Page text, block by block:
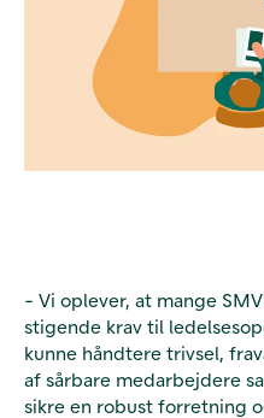
- Vi oplever, at mange
stigende krav til
kunne håndtere trivsel,
af sårbare medarbejdere
sikre en robust forretning